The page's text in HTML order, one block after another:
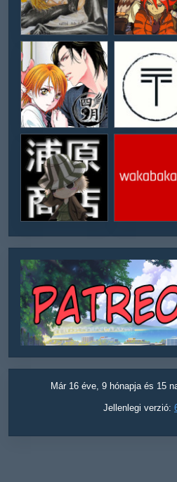
Már 16 éve, 9 hónapja és 15
Jellenlegi verzió: